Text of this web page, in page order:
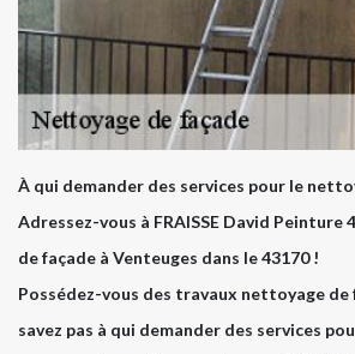
À qui demander des services pour le
Adressez-vous à FRAISSE David
de façade à Venteuges dans le 43170 !
Possédez-vous des travaux nettoyage de
savez pas à qui demander des services